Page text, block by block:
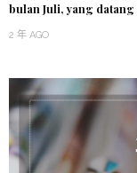
bulan Juli, yang
2 年 AGO